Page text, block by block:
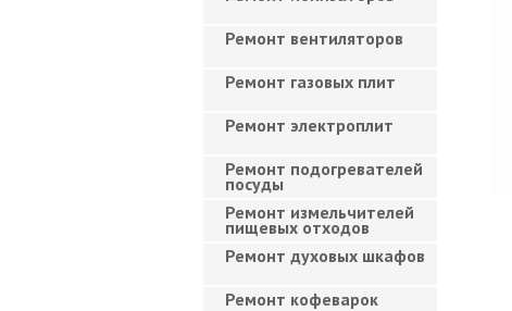
Ремонт вентиляторов
Ремонт газовых плит
Ремонт электроплит
Ремонт подогревателей
посуды
Ремонт измельчителей
пищевых отходов
Ремонт духовых шкафов
Ремонт кофеварок